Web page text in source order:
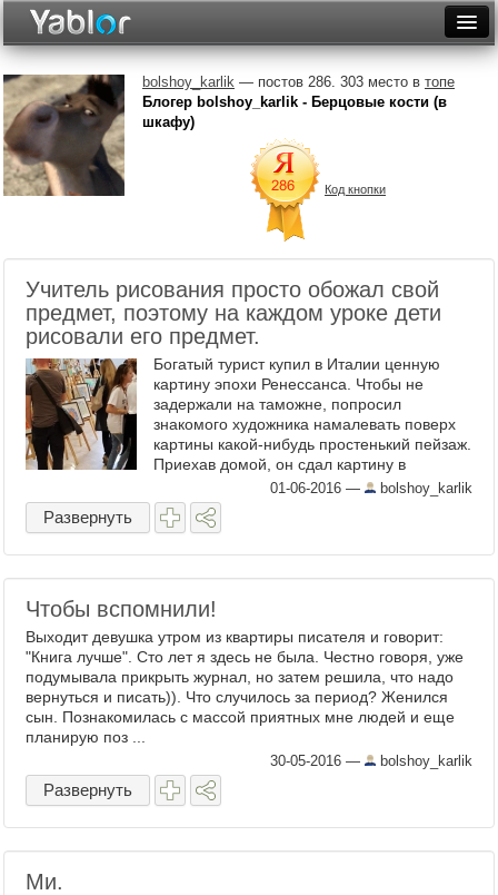
Неделя
Месяц
Рейтинги
Фототоп
Видеотоп
bolshoy_karlik — постов 286. 303 место в топе
Блогер bolshoy_karlik - Берцовые кости (в
шкафу)
Код кнопки
Учитель рисования просто обожал свой
предмет, поэтому на каждом уроке дети
рисовали его предмет.
Богатый турист купил в Италии ценную
картину эпохи Ренессанса. Чтобы не
задержали на таможне, попросил
знакомого художника намалевать поверх
картины какой-нибудь простенький пейзаж.
Приехав домой, он сдал картину в
реставрационную мастерскую, чтобы там
смыли намалёванное сверху. Чере ...
01-06-2016 — bolshoy_karlik
Развернуть
Чтобы вспомнили!
Выходит девушка утром из квартиры писателя и говорит:
"Книга лучше". Сто лет я здесь не была. Честно говоря, уже
подумывала прикрыть журнал, но затем решила, что надо
вернуться и писать)). Что случилось за период? Женился
сын. Познакомилась с массой приятных мне людей и еще
планирую поз ...
30-05-2016 — bolshoy_karlik
Развернуть
Ми.